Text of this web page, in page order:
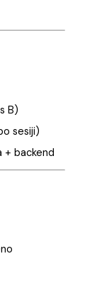
B)
sesiji)
+ backend